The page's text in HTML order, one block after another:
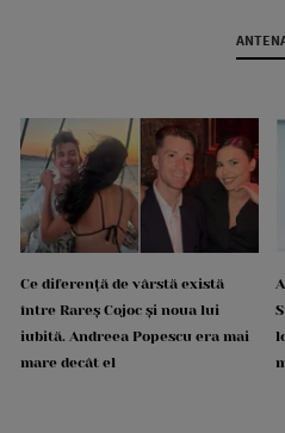
Ce diferență de vârstă există
între Rareș Cojoc și noua lui
iubită. Andreea Popescu era mai
mare decât el